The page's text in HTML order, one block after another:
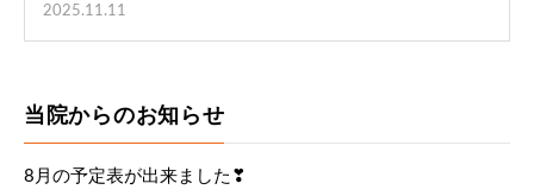
2025.11.11
当院からのお知らせ
8月の予定表が出来ました❣